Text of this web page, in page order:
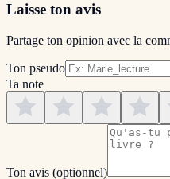
Laisse ton avis
Partage ton opinion avec la
Ton pseudo
Ta note
Ton avis (optionnel)